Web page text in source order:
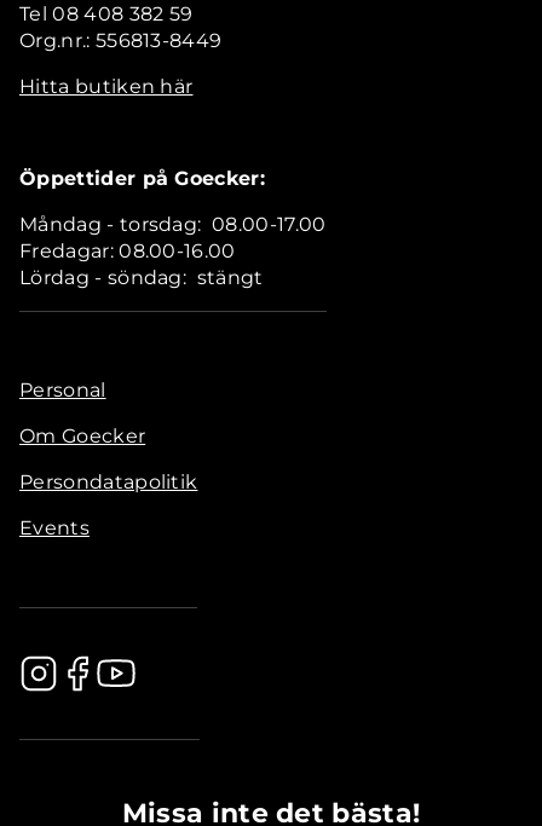
Tel 08 408 382 59
Org.nr.: 556813-8449
Hitta butiken här
Öppettider på Goecker:
Måndag - torsdag: 08.00-17.00
Fredagar: 08.00-16.00
Lördag - söndag: stängt
Personal
Om Goecker
Persondatapolitik
Events
Missa inte det bästa!